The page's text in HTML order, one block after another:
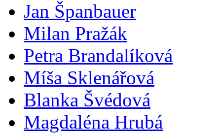
Jan Španbauer
Milan Pražák
Petra Brandalíková
Míša Sklenářová
Blanka Švédová
Magdaléna Hrubá